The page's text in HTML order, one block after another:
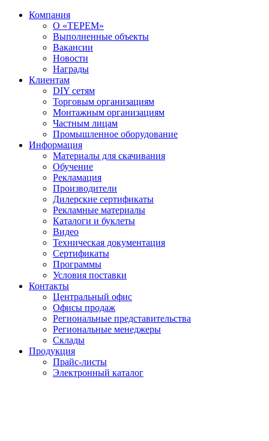
Компания
О «ТЕРЕМ»
Выполненные объекты
Вакансии
Новости
Награды
Клиентам
DIY сетям
Торговым организациям
Монтажным организациям
Частным лицам
Промышленное оборудование
Информация
Материалы для скачивания
Обучение
Рекламация
Производители
Дилерские сертификаты
Рекламные материалы
Каталоги и буклеты
Видео
Техническая документация
Сертификаты
Программы
Условия поставки
Контакты
Центральный офис
Офисы продаж
Региональные представительства
Региональные менеджеры
Склады
Продукция
Прайс-листы
Электронный каталог